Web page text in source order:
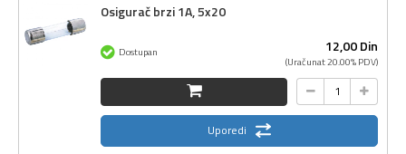
Osigurač brzi 1A, 5x20
12,00Din
(Uračunat 20.00% PDV)
Dostupan
Uporedi